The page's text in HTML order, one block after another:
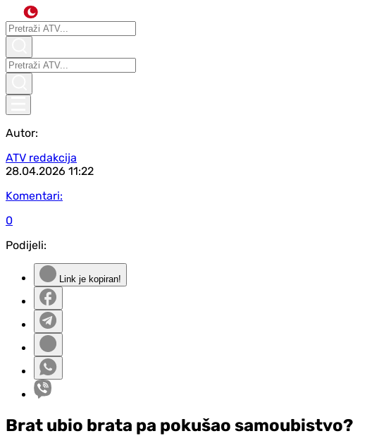
Autor:
ATV redakcija
28.04.2026 11:22
Komentari:
0
Podijeli:
Link je kopiran!
Brat ubio brata pa pokušao samoubistvo?